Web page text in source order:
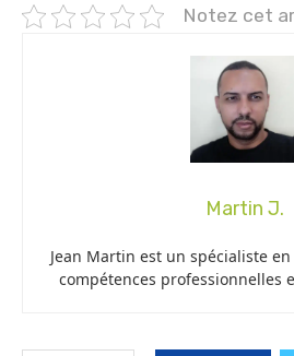
Notez cet
Martin J.
Jean Martin est un spécialiste
compétences professionnelles